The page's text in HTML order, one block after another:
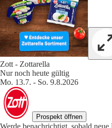
Zott - Zottarella
Nur noch heute gültig
Mo. 13.7. - So. 9.8.2026
Prospekt öffnen
Werde benachrichtigt, sobald